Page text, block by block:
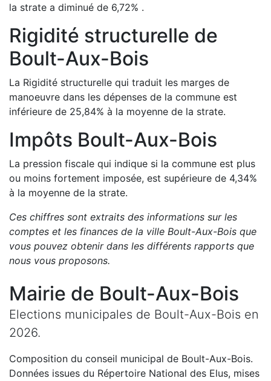
la strate a diminué de 6,72% .
Rigidité structurelle de
Boult-Aux-Bois
La Rigidité structurelle qui traduit les marges de
manoeuvre dans les dépenses de la commune est
inférieure de 25,84% à la moyenne de la strate.
Impôts Boult-Aux-Bois
La pression fiscale qui indique si la commune est plus
ou moins fortement imposée, est supérieure de 4,34%
à la moyenne de la strate.
Ces chiffres sont extraits des informations sur les
comptes et les finances de la ville Boult-Aux-Bois que
vous pouvez obtenir dans les différents rapports que
nous vous proposons.
Mairie de Boult-Aux-Bois
Elections municipales de Boult-Aux-Bois en
2026.
Composition du conseil municipal de Boult-Aux-Bois.
Données issues du Répertoire National des Elus, mises